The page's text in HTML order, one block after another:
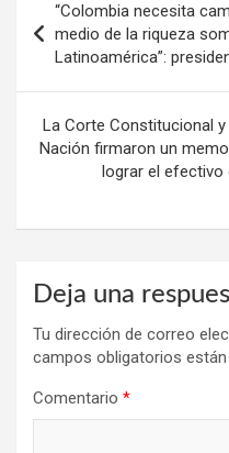
de
entradas
“Colombia necesita
medio de la riqueza
Latinoamérica”:
La Corte Constitucional
Nación firmaron un
lograr el efectivo
Deja una
Tu dirección de correo
campos obligatorios
Comentario *